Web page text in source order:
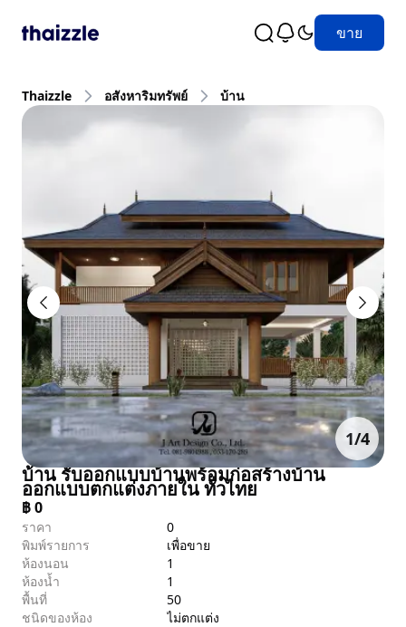
ขาย
Thaizzle อสังหาริมทรัพย์ บ้าน
1/4
บ้าน รับออกแบบบ้านพร้อมก่อสร้างบ้าน
ออกแบบตกแต่งภายใน ทั่วไทย
฿0
ราคา
0
พิมพ์รายการ
เพื่อขาย
ห้องนอน
1
ห้องน้ำ
1
พื้นที่
50
ชนิดของห้อง
ไม่ตกแต่ง